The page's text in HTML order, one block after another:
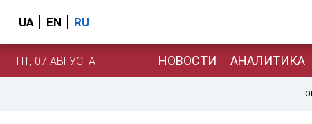
UA EN RU
ПТ, 07 АВГУСТА НОВОСТИ АНАЛИТИКА